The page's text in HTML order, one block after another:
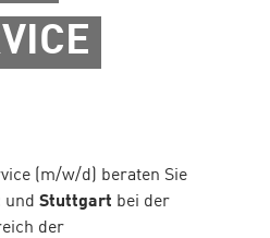
(m/w/d) beraten Sie
und Stuttgart bei der
der